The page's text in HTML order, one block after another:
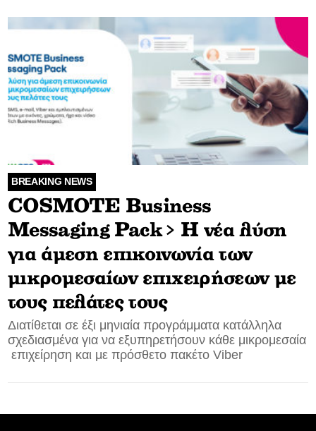
HEALTH
MEDIALAND
SPORTS
DIA Y NOCHE
CONTACT
ADVERTISE
BREAKING NEWS
COSMOTE Business
Messaging Pack> Η νέα λύση
για άμεση επικοινωνία των
μικρομεσαίων επιχειρήσεων με
τους πελάτες τους
Διατίθεται σε έξι μηνιαία προγράμματα κατάλληλα
σχεδιασμένα για να εξυπηρετήσουν κάθε μικρομεσαία
επιχείρηση και με πρόσθετο πακέτο Viber